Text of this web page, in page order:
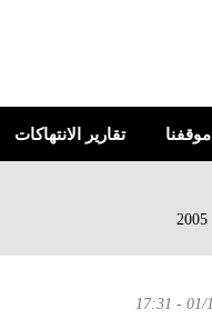
موقفنا تقارير الانتهاكات